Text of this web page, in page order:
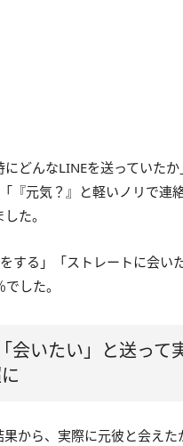
にどんなLINEを送っていた
『元気？』と軽いノリで連
た。
する」「ストレートに会い
した。
会いたい」と送って
から、実際に元彼と会えた